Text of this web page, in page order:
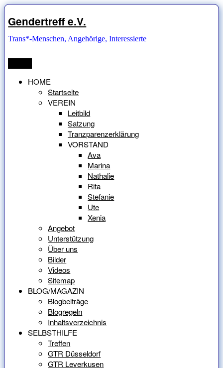
Zum
Inhalt
springen
Gendertreff e.V.
Trans*-Menschen, Angehörige, Interessierte
HOME
Startseite
VEREIN
Leitbild
Satzung
Tranzparenzerklärung
VORSTAND
Ava
Marina
Nathalie
Rita
Stefanie
Ute
Xenia
Angebot
Unterstützung
Über uns
Bilder
Videos
Sitemap
BLOG/MAGAZIN
Blogbeiträge
Blogregeln
Inhaltsverzeichnis
SELBSTHILFE
Treffen
GTR Düsseldorf
GTR Leverkusen